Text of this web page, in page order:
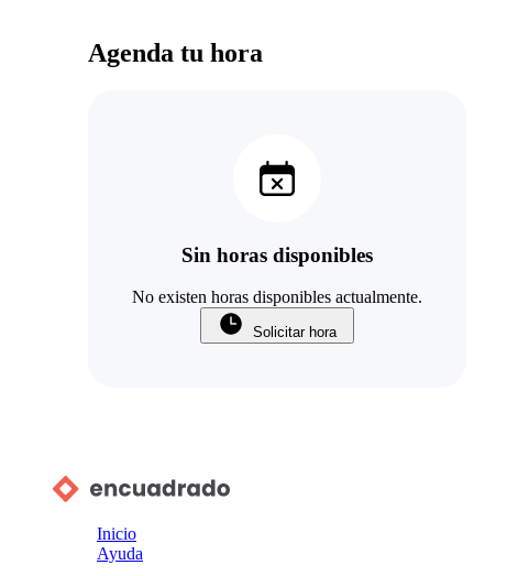
Agenda tu hora
Sin horas disponibles
No existen horas disponibles actualmente.
Solicitar hora
Inicio
Ayuda